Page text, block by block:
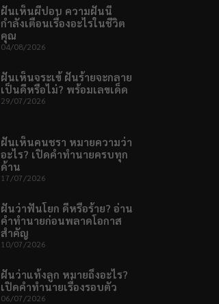
ฝันเห็นผีปอบ ความฝันนี้
กำลังเตือนเรื่องอะไรในชีวิต
คุณ
04/08/2026
ฝันเห็นจระเข้ ฝันร้ายจะกลาย
เป็นดีหรือไม่? พร้อมเลขเด็ด
29/07/2026
ฝันเห็นคนชรา หมายความว่า
อะไร? เปิดคำทำนายครบทุก
ด้าน
17/07/2026
ฝันว่าฟันโยก ดีหรือร้าย? อ่าน
คำทำนายก่อนพลาดโอกาส
สำคัญ
10/07/2026
ฝันว่าแท้งลูก หมายถึงอะไร?
เปิดคำทำนายเรื่องรอบตัว
06/07/2026